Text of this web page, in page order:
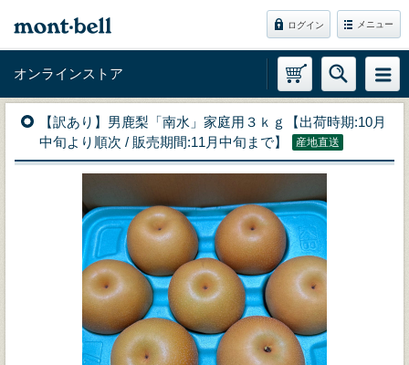
ログイン メニュー
オンラインストア
【訳あり】男鹿梨「南水」家庭用３ｋｇ【出荷時期:10月
中旬より順次 / 販売期間:11月中旬まで】
産地直送